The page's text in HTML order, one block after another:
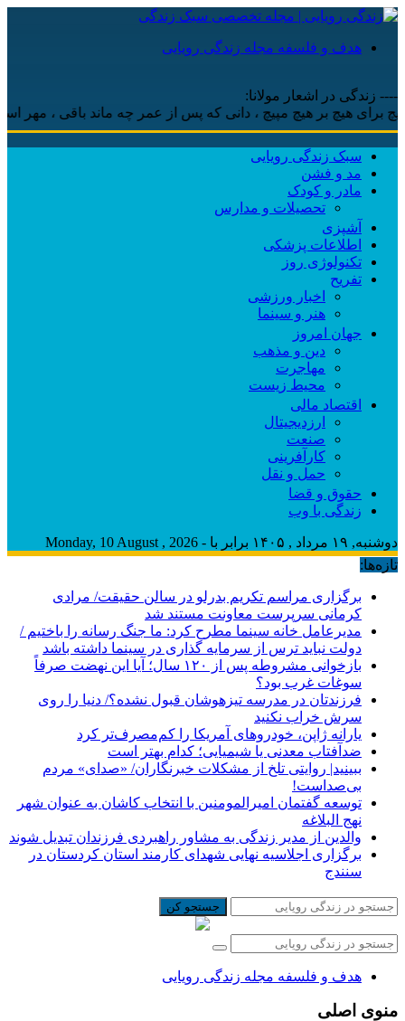
هدف و فلسفه مجله زندگی رویایی
---- زندگی در اشعار مولانا:
هیچ بر هیچ مپیچ ، دانی که پس از عمر چه ماند باقی ، مهر است و
سبک زندگی رویایی
مد و فشن
مادر و کودک
تحصیلات و مدارس
آشپزی
اطلاعات پزشکی
تکنولوژی روز
تفریح
اخبار ورزشی
هنر و سینما
جهان امروز
دین و مذهب
مهاجرت
محیط زیست
اقتصاد مالی
ارزدیجیتال
صنعت
کارآفرینی
حمل و نقل
حقوق و قضا
زندگی با وب
دوشنبه, ۱۹ مرداد , ۱۴۰۵ برابر با - Monday, 10 August , 2026
تازه‌ها:
برگزاری مراسم تکریم بدرلو در سالن حقیقت/ مرادی
کرمانی سرپرست معاونت مستند شد
مدیرعامل خانه سینما مطرح‌ کرد: ما جنگ رسانه را باختیم /
دولت نباید ترس از سرمایه گذاری در سینما داشته باشد
بازخوانی مشروطه پس از ۱۲۰ سال؛ آیا این نهضت صرفاً
سوغات غرب بود؟
فرزندتان در مدرسه تیزهوشان قبول نشده؟/ دنیا را روی
سرش خراب نکنید
یارانه ژاپن، خودروهای آمریکا را کم‌مصرف‌تر کرد
ضدآفتاب‌ معدنی یا شیمیایی؛ کدام بهتر است
ببینید| روایتی تلخ از مشکلات خبرنگاران/ «صدای» ‌مردم
بی‌صدا‌ست!
توسعه گفتمان امیرالمومنین با انتخاب کاشان به عنوان شهر
نهج البلاغه
والدین از مدیر زندگی به مشاور راهبردی فرزندان تبدیل شوند
برگزاری اجلاسیه نهایی شهدای کارمند استان کردستان در
سنندج
جستجو کن
هدف و فلسفه مجله زندگی رویایی
منوی اصلی